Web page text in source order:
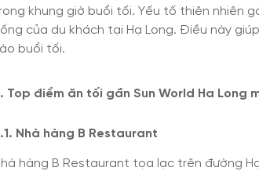
khung giờ buổi tối. Yếu tố thiên nhiên
của du khách tại Hạ Long. Điều này
buổi tối.
Top điểm ăn tối gần Sun World Ha Long
Nhà hàng B Restaurant
hàng B Restaurant tọa lạc trên đường